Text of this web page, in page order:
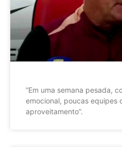
”Em uma semana pesada,
emocional, poucas equipes
aproveitamento”.